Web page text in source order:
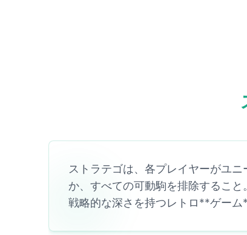
ストラテゴは、各プレイヤーがユ
か、すべての可動駒を排除するこ
戦略的な深さを持つレトロ**ゲーム